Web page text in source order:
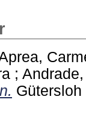
;
Gütersloh